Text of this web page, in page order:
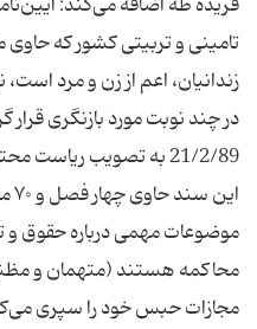
تامینی و تربیتی کشور که حاوی
در چند نوبت مورد بازنگری
موضوعات مهمی درباره حقوق و
محاکمه هستند (متهمان و
مجازات حبس خود را سپری